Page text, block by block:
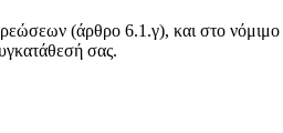
(άρθρο 6.1.γ), και στο
σας.